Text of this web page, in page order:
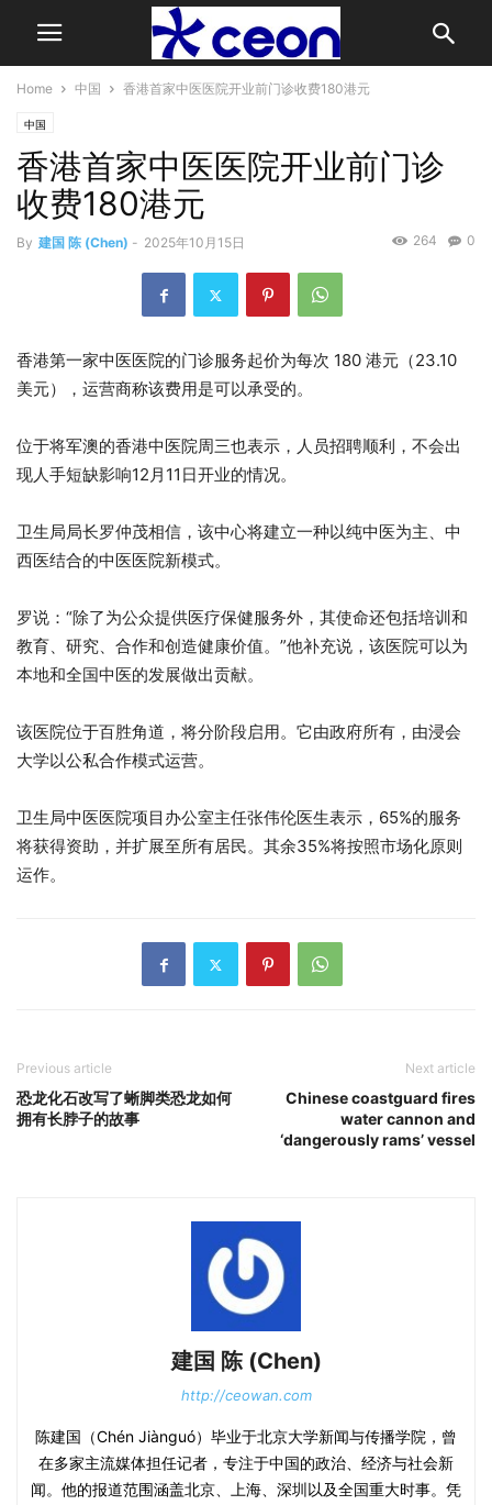
Home 中国 香港首家中医医院开业前门诊收费180港元
中国
香港首家中医医院开业前门诊
收费180港元
By 建国 陈 (Chen) - 2025年10月15日 0
264
香港第一家中医医院的门诊服务起价为每次 180 港元（23.10
美元），运营商称该费用是可以承受的。
位于将军澳的香港中医院周三也表示，人员招聘顺利，不会出
现人手短缺影响12月11日开业的情况。
卫生局局长罗仲茂相信，该中心将建立一种以纯中医为主、中
西医结合的中医医院新模式。
罗说：“除了为公众提供医疗保健服务外，其使命还包括培训和
教育、研究、合作和创造健康价值。”他补充说，该医院可以为
本地和全国中医的发展做出贡献。
该医院位于百胜角道，将分阶段启用。它由政府所有，由浸会
大学以公私合作模式运营。
卫生局中医医院项目办公室主任张伟伦医生表示，65%的服务
将获得资助，并扩展至所有居民。其余35%将按照市场化原则
运作。
Previous article
恐龙化石改写了蜥脚类恐龙如何
拥有长脖子的故事
Next article
Chinese coastguard fires
water cannon and
‘dangerously rams’ vessel
建国 陈 (Chen)
http://ceowan.com
陈建国（Chén Jiànguó）毕业于北京大学新闻与传播学院，曾
在多家主流媒体担任记者，专注于中国的政治、经济与社会新
闻。他的报道范围涵盖北京、上海、深圳以及全国重大时事。凭